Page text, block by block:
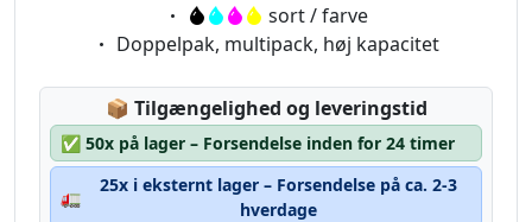
Eigenschaft:sort / farve
Eigenschaft:
Doppelpak, multipack, høj kapacitet
📦 Lagerstatus:
Tilgængelighed og leveringstid
✅ 50x på lager – Forsendelse inden for 24 timer
🚛
25x i eksternt lager – Forsendelse på ca. 2-3
hverdage